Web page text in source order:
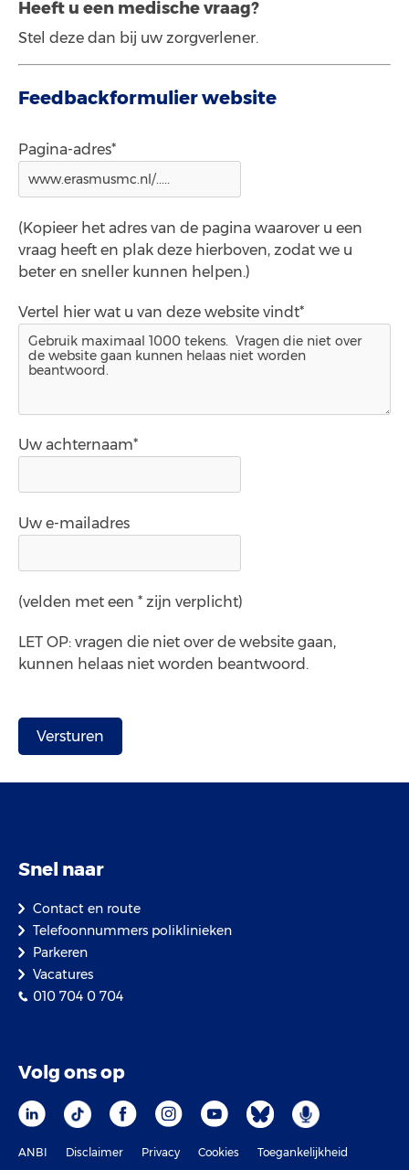
Heeft u een medische vraag?
Stel deze dan bij uw zorgverlener.
Feedbackformulier website
Pagina-adres*
(Kopieer het adres van de pagina waarover u een
vraag heeft en plak deze hierboven, zodat we u
beter en sneller kunnen helpen.)
Vertel hier wat u van deze website vindt*
Uw achternaam*
Uw e-mailadres
(velden met een * zijn verplicht)
LET OP: vragen die niet over de website gaan,
kunnen helaas niet worden beantwoord.
Snel naar
Contact en route
Telefoonnummers poliklinieken
Parkeren
Vacatures
010 704 0 704
Volg ons op
ANBI Disclaimer Privacy Cookies
Toegankelijkheid